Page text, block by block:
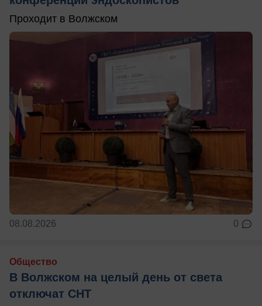
Проходит в Волжском
08.08.2026 0
Общество
В Волжском на целый день от света
отключат СНТ